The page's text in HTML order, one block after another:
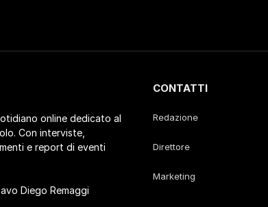
online dedicato al
Con interviste,
e report di eventi
Diego Remaggi
CONTATTI
Redazione
Direttore
Marketing